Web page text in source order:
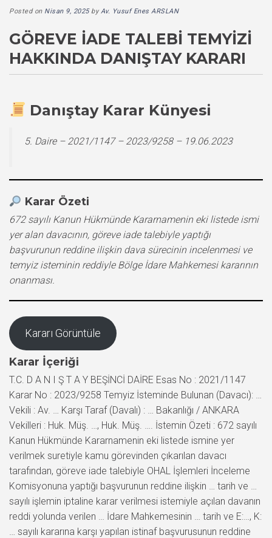
Posted on Nisan 9, 2025byAv. Yusuf Enes ARSLAN
GÖREVE İADE TALEBI TEMYIZI
HAKKINDA DANIŞTAY KARARI
Danıştay Karar Künyesi
5. Daire – 2021/1147 – 2023/9258 – 19.06.2023
Karar Özeti
672 sayılı Kanun Hükmünde Kararnamenin eki listede ismi
yer alan davacının, göreve iade talebiyle yaptığı
başvurunun reddine ilişkin dava sürecinin incelenmesi ve
temyiz isteminin reddiyle Bölge İdare Mahkemesi kararının
onanması.
Kararı Görüntüle
Karar İçeriği
T.C. D A N I Ş T A Y BEŞİNCİ DAİRE Esas No : 2021/1147
Karar No : 2023/9258 Temyiz İsteminde Bulunan (Davacı): …
Vekili : Av. … Karşı Taraf (Davalı) : … Bakanlığı / ANKARA
Vekilleri : Huk. Müş. …, Huk. Müş. …. İstemin Özeti : 672 sayılı
Kanun Hükmünde Kararnamenin eki listede ismine yer
verilmek suretiyle kamu görevinden çıkarılan davacı
tarafından, göreve iade talebiyle OHAL İşlemleri İnceleme
Komisyonuna yaptığı başvurunun reddine ilişkin … tarih ve …
sayılı işlemin iptaline karar verilmesi istemiyle açılan davanın
reddi yolunda verilen … İdare Mahkemesinin … tarih ve E:…, K:
… sayılı kararına karşı yapılan istinaf başvurusunun reddine